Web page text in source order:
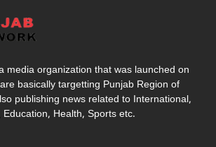
media organization that was launched on
basically targetting Punjab Region of
publishing news related to International,
Health, Sports etc.